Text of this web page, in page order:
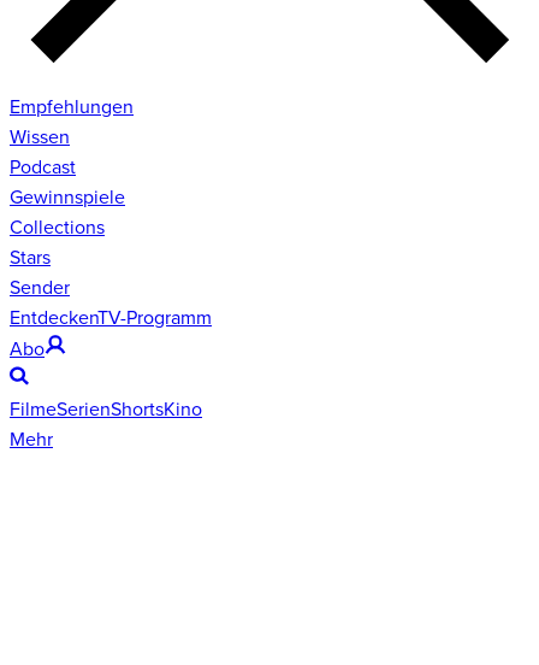
Empfehlungen
Wissen
Podcast
Gewinnspiele
Collections
Stars
Sender
EntdeckenTV-Programm
Abo
FilmeSerienShortsKino
Mehr